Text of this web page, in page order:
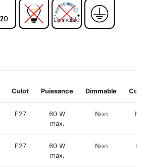
Culot Puissance Dimmable
E27
60 W
max.
Non
E27
60 W
max.
Non